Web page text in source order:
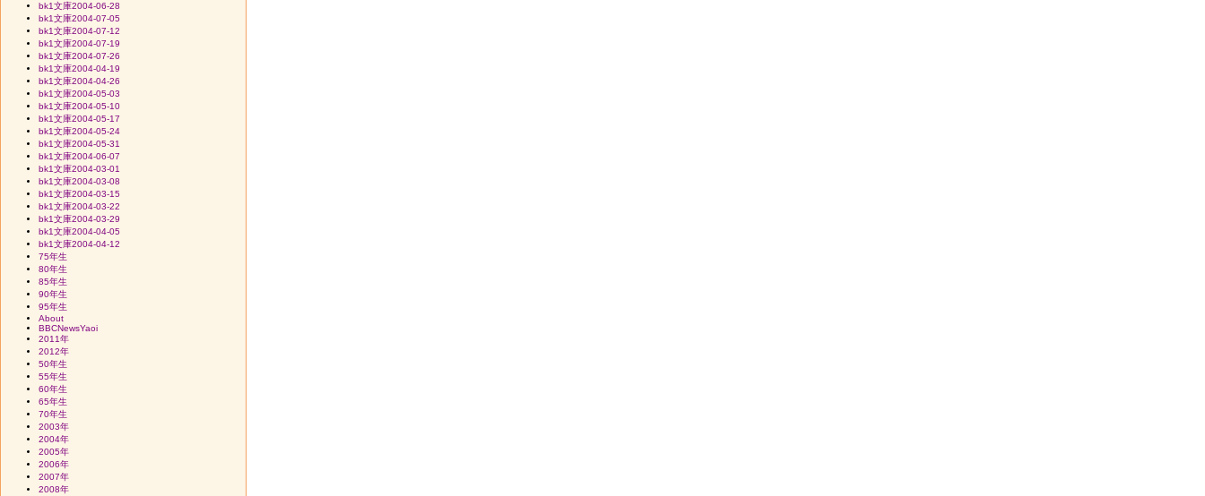
bk1文庫2004-06-28
bk1文庫2004-07-05
bk1文庫2004-07-12
bk1文庫2004-07-19
bk1文庫2004-07-26
bk1文庫2004-04-19
bk1文庫2004-04-26
bk1文庫2004-05-03
bk1文庫2004-05-10
bk1文庫2004-05-17
bk1文庫2004-05-24
bk1文庫2004-05-31
bk1文庫2004-06-07
bk1文庫2004-03-01
bk1文庫2004-03-08
bk1文庫2004-03-15
bk1文庫2004-03-22
bk1文庫2004-03-29
bk1文庫2004-04-05
bk1文庫2004-04-12
75年生
80年生
85年生
90年生
95年生
About
BBCNewsYaoi
2011年
2012年
50年生
55年生
60年生
65年生
70年生
2003年
2004年
2005年
2006年
2007年
2008年